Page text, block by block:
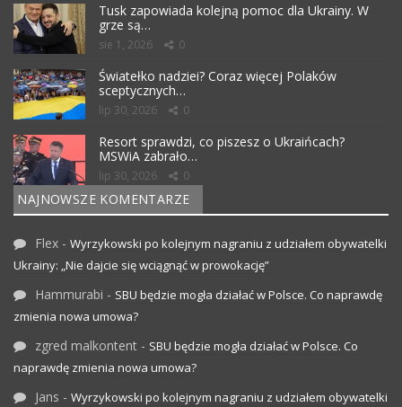
Tusk zapowiada kolejną pomoc dla Ukrainy. W
grze są…
sie 1, 2026 0
Światełko nadziei? Coraz więcej Polaków
sceptycznych…
lip 30, 2026 0
Resort sprawdzi, co piszesz o Ukraińcach?
MSWiA zabrało…
lip 30, 2026 0
NAJNOWSZE KOMENTARZE
Flex - Wyrzykowski po kolejnym nagraniu z udziałem obywatelki
Ukrainy: „Nie dajcie się wciągnąć w prowokację”
Hammurabi - SBU będzie mogła działać w Polsce. Co naprawdę
zmienia nowa umowa?
zgred malkontent - SBU będzie mogła działać w Polsce. Co
naprawdę zmienia nowa umowa?
Jans - Wyrzykowski po kolejnym nagraniu z udziałem obywatelki